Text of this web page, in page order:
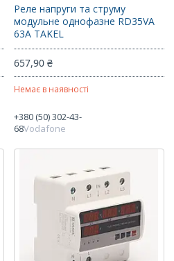
Реле напруги та струму
модульне однофазне RD35VA
63А TAKEL
657,90 ₴
Немає в наявності
+380 (50) 302-43-
68Vodafone